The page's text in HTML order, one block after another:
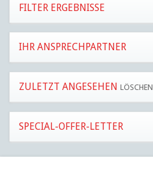
FILTER ERGEBNISSE
IHR ANSPRECHPARTNER
ZULETZT ANGESEHEN LÖSCHEN
SPECIAL-OFFER-LETTER